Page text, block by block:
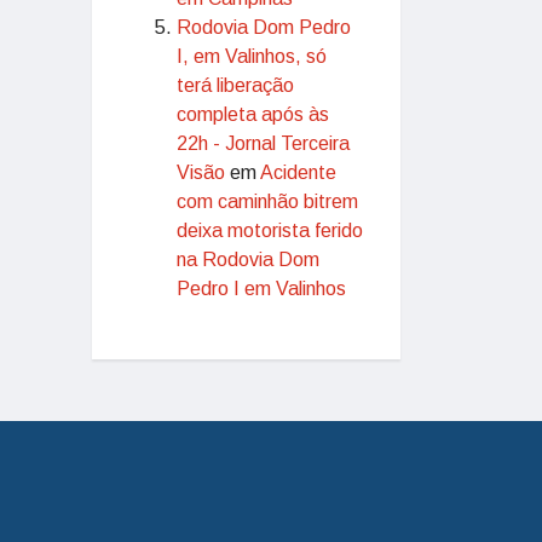
Rodovia Dom Pedro
I, em Valinhos, só
terá liberação
completa após às
22h - Jornal Terceira
Visão emAcidente
com caminhão bitrem
deixa motorista ferido
na Rodovia Dom
Pedro I em Valinhos